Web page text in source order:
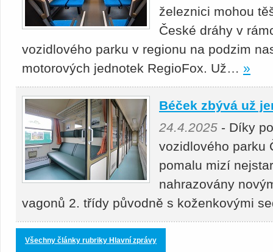
železnici mohou
České dráhy v
vozidlového parku v regionu na podzim
motorových jednotek RegioFox. Už… »
Béček zbývá už
24.4.2025 - Díky
vozidlového parku
pomalu mizí
nahrazovány
vagonů 2. třídy původně s koženkovými
Všechny články rubriky Hlavní zprávy